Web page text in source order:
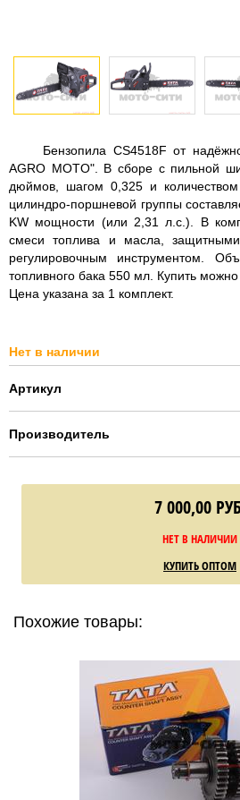
Бензопила CS4518F от
AGRO MOTO". В сборе с пильной
дюймов, шагом 0,325 и
цилиндро-поршневой группы
KW мощности (или 2,31 л.с.). В
смеси топлива и масла,
регулировочным инструментом.
топливного бака 550 мл. Купить
Цена указана за 1 комплект.
Нет в наличии
Артикул
Производитель
7 000,00
НЕТ В НАЛИЧИИ
КУПИТЬ ОПТОМ
Похожие товары: